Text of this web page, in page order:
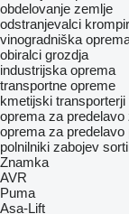
obdelovanje zemlje
odstranjevalci
vinogradniška
obiralci grozdja
industrijska oprema
transportne opreme
kmetijski transporterji
oprema za predelavo
oprema za predelavo
polnilniki zabojev
Znamka
AVR
Puma
Asa-Lift